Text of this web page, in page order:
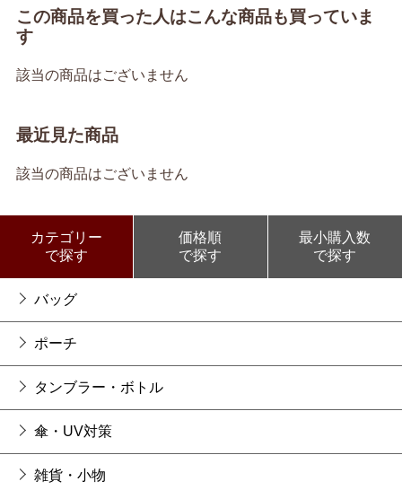
この商品を買った人はこんな商品も買っていま
す
該当の商品はございません
最近見た商品
該当の商品はございません
カテゴリー
で探す
価格順
で探す
最小購入数
で探す
バッグ
ポーチ
タンブラー・ボトル
傘・UV対策
雑貨・小物